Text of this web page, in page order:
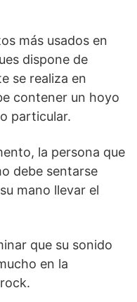
más usados en
dispone de
se realiza en
contener un hoyo
particular.
la persona que
debe sentarse
mano llevar el
que su sonido
en la